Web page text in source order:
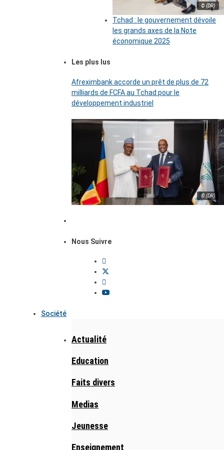
© (DR)
Tchad : le gouvernement dévoile
les grands axes de la Note
économique 2025
Les plus lus
Afreximbank accorde un prêt de plus de 72
milliards de FCFA au Tchad pour le
développement industriel
© (DR)
Nous Suivre
Société
Actualité
Education
Faits divers
Medias
Jeunesse
Enseignement